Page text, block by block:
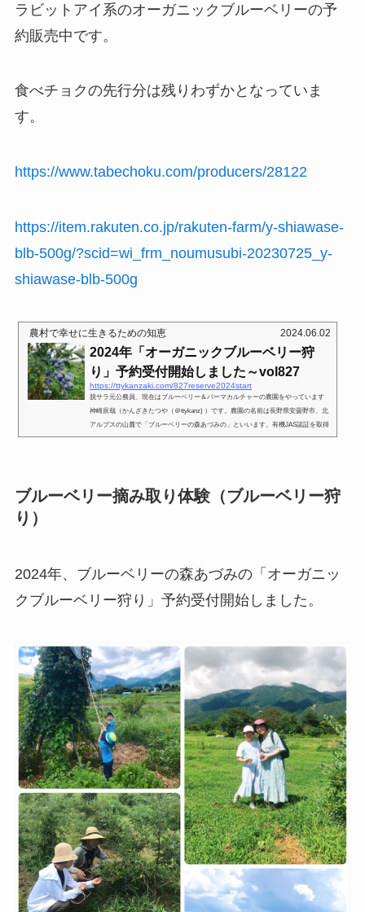
ラビットアイ系のオーガニックブルーベリーの予
約販売中です。
食べチョクの先行分は残りわずかとなっていま
す。
https://www.tabechoku.com/producers/28122
https://item.rakuten.co.jp/rakuten-farm/y-shiawase-
blb-500g/?scid=wi_frm_noumusubi-20230725_y-
shiawase-blb-500g
農村で幸せに生きるための知恵 2024.06.02
2024年「オーガニックブルーベリー狩
り」予約受付開始しました～vol827
https://ttykanzaki.com/827reserve2024start
脱サラ元公務員、現在はブルーベリー＆パーマカルチャーの農園をやっています
神崎辰哉（かんざきたつや（＠ttykanz) ）です。農園の名前は長野県安曇野市、北
アルプスの山麓で「ブルーベリーの森あづみの」といいます。有機JAS認証を取得
した「オーガニックブルーベリー」を栽培しています。⇒かんざきたつやのプロフ
ブルーベリー摘み取り体験（ブルーベリー狩
り）
2024年、ブルーベリーの森あづみの「オーガニッ
クブルーベリー狩り」予約受付開始しました。